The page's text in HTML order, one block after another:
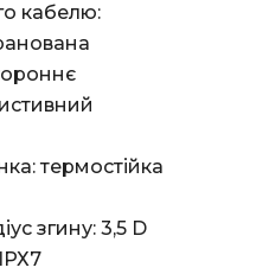
кабелю:
термостійка
згину: 3,5 D